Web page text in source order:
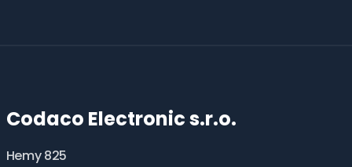
Codaco Electronic s.r.o.
Hemy 825